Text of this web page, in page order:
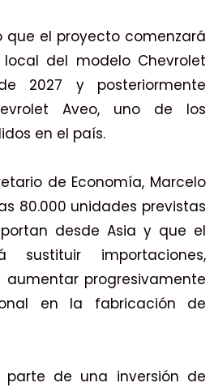
que el proyecto comenzará
del modelo Chevrolet
2027 y posteriormente
Aveo, uno de los
en el país.
de Economía, Marcelo
80.000 unidades previstas
desde Asia y que el
sustituir importaciones,
progresivamente
en la fabricación de
de una inversión de